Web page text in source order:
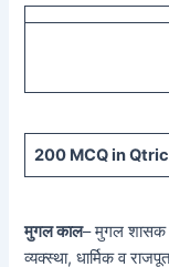
200 MCQ in
मुगल काल– मुगल शासक
व्यक्स्था, धार्मिक व